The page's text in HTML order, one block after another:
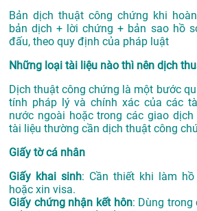
Bản dịch thuật công chứng khi
bản dịch + lời chứng + bản sao hồ
đấu, theo quy định của pháp luật
Những loại tài liệu nào thì nên dịch
Dịch thuật công chứng là một bước
tính pháp lý và chính xác của các
nước ngoài hoặc trong các giao
tài liệu thường cần dịch thuật công
Giấy tờ cá nhân
Giấy khai sinh: Cần thiết khi làm
hoặc xin visa.
Giấy chứng nhận kết hôn: Dùng trong